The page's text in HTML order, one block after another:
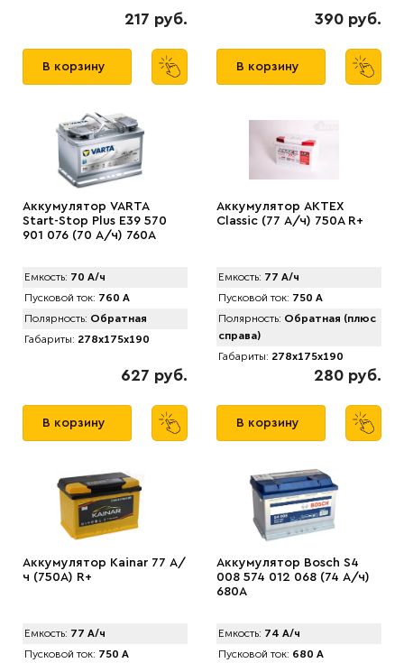
217 руб.
В корзину
390 руб.
В корзину
Аккумулятор VARTA
Start-Stop Plus E39 570
901 076 (70 А/ч) 760А
Емкость: 70 А/ч
Пусковой ток: 760 А
Полярность: Обратная
Габариты: 278x175x190
627 руб.
В корзину
Аккумулятор АКТЕХ
Classic (77 А/ч) 750A R+
Емкость: 77 А/ч
Пусковой ток: 750 А
Полярность: Обратная (плюс
справа)
Габариты: 278x175x190
280 руб.
В корзину
Аккумулятор Kainar 77 А/
ч (750A) R+
Емкость: 77 А/ч
Пусковой ток: 750 А
Аккумулятор Bosch S4
008 574 012 068 (74 А/ч)
680A
Емкость: 74 А/ч
Пусковой ток: 680 А